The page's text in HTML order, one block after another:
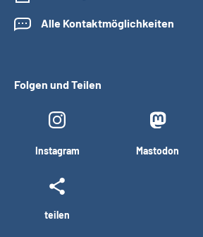
Alle Kontaktmöglichkeiten
Folgen und Teilen
Instagram Mastodon
teilen